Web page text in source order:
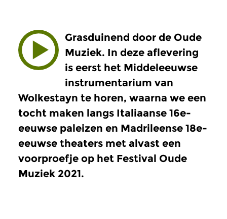
Grasduinend door de Oude
Muziek. In deze aflevering
is eerst het Middeleeuwse
instrumentarium van
Wolkestayn te horen, waarna we een
tocht maken langs Italiaanse 16e-
eeuwse paleizen en Madrileense 18e-
eeuwse theaters met alvast een
voorproefje op het Festival Oude
Muziek 2021.